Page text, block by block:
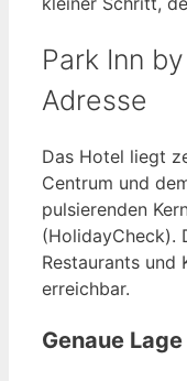
Park Inn
Adresse
Das Hotel liegt
Centrum und
pulsierenden
(HolidayCheck).
Restaurants und
erreichbar.
Genaue Lage